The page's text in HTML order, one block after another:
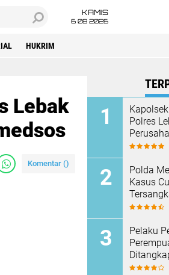
KAMIS
6 08 2026
HUKRIM
Lebak
Komentar ()
Polres
Polda
Kasus
Operasi
Pelaku
Sita Palu